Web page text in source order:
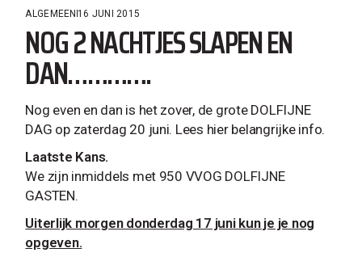
ALGEMEEN 16 JUNI 2015
NOG 2 NACHTJES SLAPEN EN
DAN………….
Nog even en dan is het zover, de grote DOLFIJNE
DAG op zaterdag 20 juni. Lees hier belangrijke info.
Laatste Kans.
We zijn inmiddels met 950 VVOG DOLFIJNE
GASTEN.
Uiterlijk morgen donderdag 17 juni kun je je nog
opgeven.